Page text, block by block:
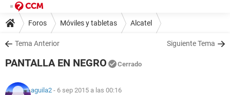
Foros Móviles y tabletas Alcatel
Tema Anterior Siguiente Tema
PANTALLA EN NEGRO Cerrado
aguila2 - 6 sep 2015 a las 00:16